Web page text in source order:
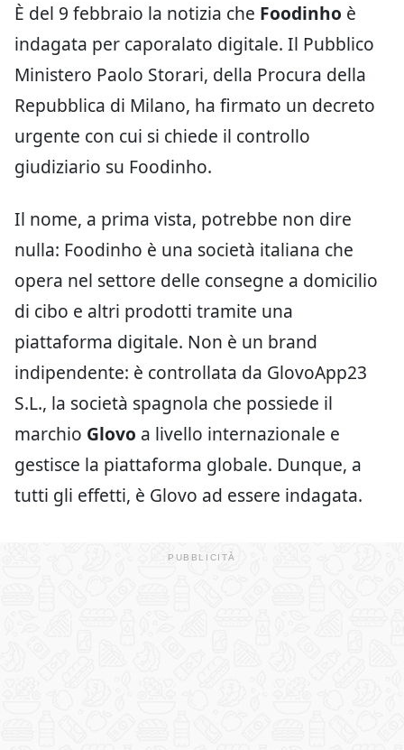
È del 9 febbraio la notizia che Foodinho è
indagata per caporalato digitale. Il Pubblico
Ministero Paolo Storari, della Procura della
Repubblica di Milano, ha firmato un decreto
urgente con cui si chiede il controllo
giudiziario su Foodinho.
Il nome, a prima vista, potrebbe non dire
nulla: Foodinho è una società italiana che
opera nel settore delle consegne a domicilio
di cibo e altri prodotti tramite una
piattaforma digitale. Non è un brand
indipendente: è controllata da GlovoApp23
S.L., la società spagnola che possiede il
marchio Glovo a livello internazionale e
gestisce la piattaforma globale. Dunque, a
tutti gli effetti, è Glovo ad essere indagata.